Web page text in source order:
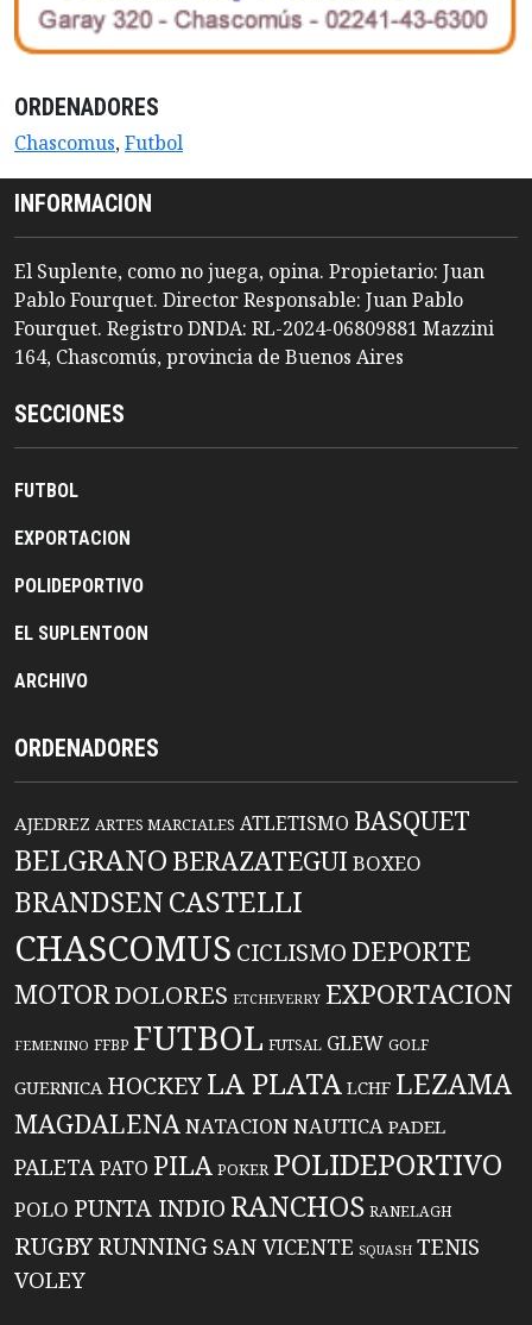
ORDENADORES
Chascomus,Futbol
INFORMACION
El Suplente, como no juega, opina. Propietario: Juan
Pablo Fourquet. Director Responsable: Juan Pablo
Fourquet. Registro DNDA: RL-2024-06809881 Mazzini
164, Chascomús, provincia de Buenos Aires
SECCIONES
FUTBOL
EXPORTACION
POLIDEPORTIVO
EL SUPLENTOON
ARCHIVO
ORDENADORES
AJEDREZ ARTES MARCIALES ATLETISMO BASQUET
BELGRANO BERAZATEGUIBOXEO
BRANDSENCASTELLI
CHASCOMUS CICLISMO DEPORTE
MOTORDOLORES ETCHEVERRY EXPORTACION
FEMENINO FFBP FUTBOL FUTSAL GLEW GOLF
GUERNICA HOCKEYLA PLATA LCHF LEZAMA
MAGDALENANATACIONNAUTICA PADEL
PALETAPATO PILA POKER POLIDEPORTIVO
POLO PUNTA INDIO RANCHOS RANELAGH
RUGBYRUNNING SAN VICENTE SQUASH TENIS
VOLEY